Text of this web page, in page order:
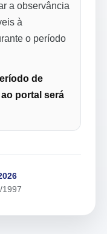
a observância
à
o período
de
portal será
1997